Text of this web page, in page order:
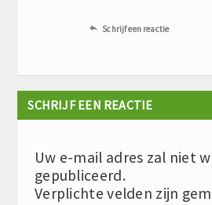
 Schrijf een reactie
SCHRIJF EEN REACTIE
Uw e-mail adres zal niet
gepubliceerd.
Verplichte velden zijn